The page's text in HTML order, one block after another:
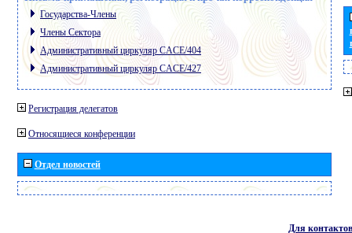
Государства-Члены
Члены Сектора
Административный циркуляр CACE/404
Административный циркуляр CACE/427
Регистрация делегатов
Относящиеся конференции
Отдел новостей
Для контактов